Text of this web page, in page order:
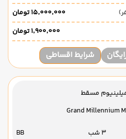
۱۵٬۰۰۰٬۰۰۰ تومان
۱٬۹۰۰٬۰۰۰ تومان
شرایط اقساطی
مسقط
Grand Millennium
3 شب BB